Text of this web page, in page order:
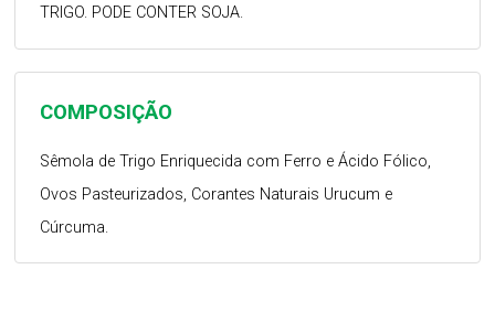
COMPOSIÇÃO
Sêmola de Trigo Enriquecida com Ferro e Ácido Fólico,
Ovos Pasteurizados, Corantes Naturais Urucum e
Cúrcuma.
TRIGO. PODE CONTER SOJA.